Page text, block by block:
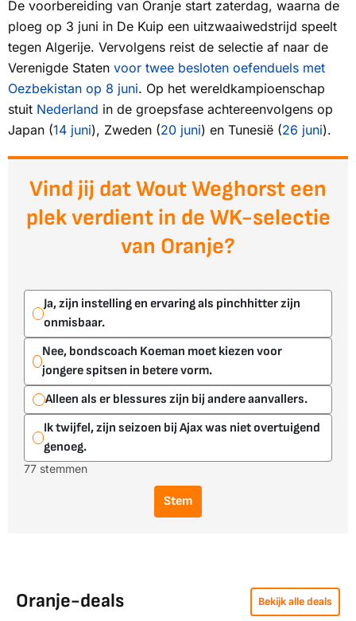
De voorbereiding van Oranje start zaterdag, waarna de
ploeg op 3 juni in De Kuip een uitzwaaiwedstrijd speelt
tegen Algerije. Vervolgens reist de selectie af naar de
Verenigde Staten voor twee besloten oefenduels met
Oezbekistan op 8 juni. Op het wereldkampioenschap
stuit Nederland in de groepsfase achtereenvolgens op
Japan (14 juni), Zweden (20 juni) en Tunesië (26 juni).
Vind jij dat Wout Weghorst een
plek verdient in de WK-selectie
van Oranje?
Ja, zijn instelling en ervaring als pinchhitter zijn
onmisbaar.
Nee, bondscoach Koeman moet kiezen voor
jongere spitsen in betere vorm.
Alleen als er blessures zijn bij andere aanvallers.
Ik twijfel, zijn seizoen bij Ajax was niet overtuigend
genoeg.
77 stemmen
Stem
Oranje-deals Bekijk alle deals